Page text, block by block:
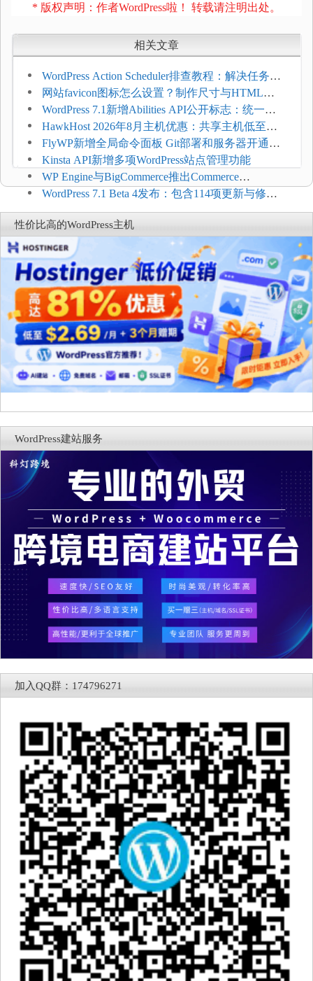
* 版权声明：作者WordPress啦！ 转载请注明出处。
相关文章
WordPress Action Scheduler排查教程：解决任务积
压和订单延迟
网站favicon图标怎么设置？制作尺寸与HTML添
加方法
WordPress 7.1新增Abilities API公开标志：统一支
持REST API、MCP与AI代理
HawkHost 2026年8月主机优惠：共享主机低至
$2.61/月，高性能主机同步折扣
FlyWP新增全局命令面板 Git部署和服务器开通更
方便
Kinsta API新增多项WordPress站点管理功能
WP Engine与BigCommerce推出Commerce
Connect：WordPress商店可保留前台体验并扩展电
商能力
WordPress 7.1 Beta 4发布：包含114项更新与修
复，仅建议在测试环境体验
性价比高的WordPress主机
WordPress建站服务
加入QQ群：174796271